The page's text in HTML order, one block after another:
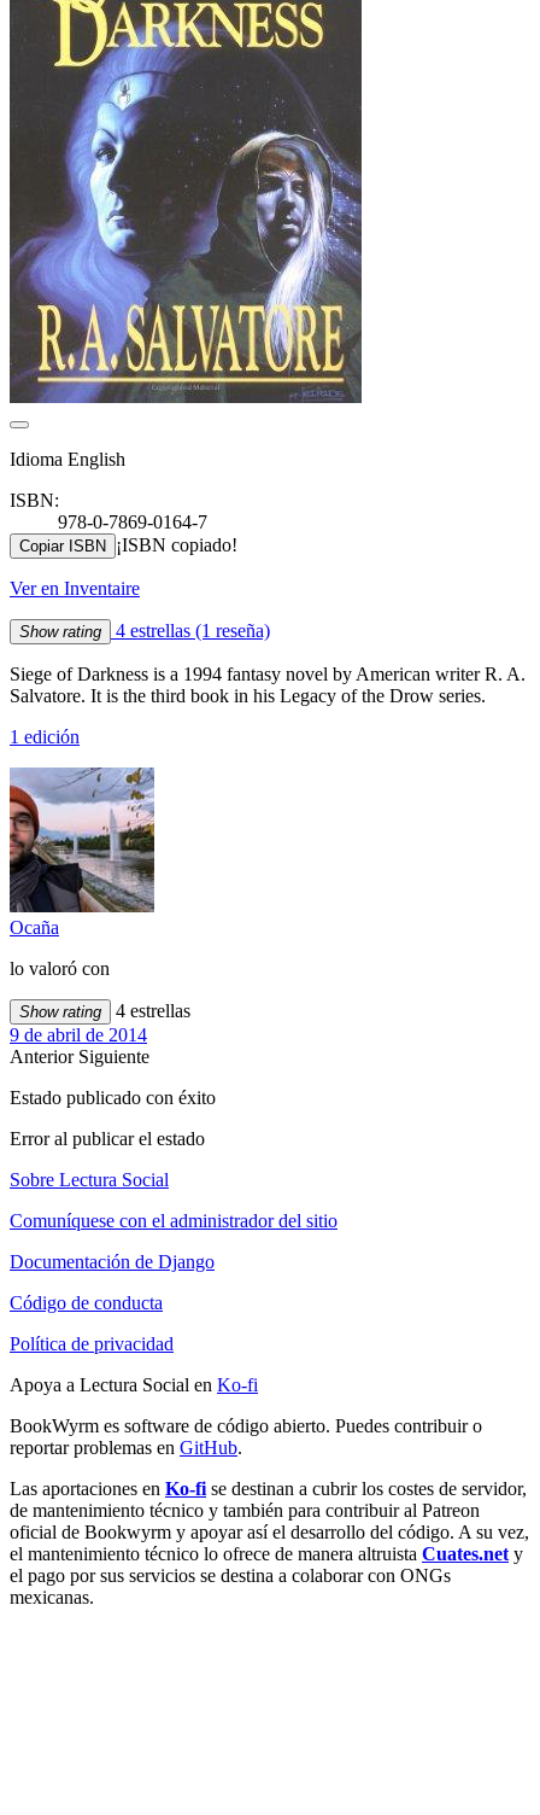
Idioma English
ISBN:
978-0-7869-0164-7
Copiar ISBN ¡ISBN copiado!
Ver en Inventaire
Show rating 4 estrellas (1 reseña)
Siege of Darkness is a 1994 fantasy novel by American writer R. A.
Salvatore. It is the third book in his Legacy of the Drow series.
1 edición
Ocaña
lo valoró con
Show rating
4 estrellas
9 de abril de 2014
Anterior Siguiente
Estado publicado con éxito
Error al publicar el estado
Sobre Lectura Social
Comuníquese con el administrador del sitio
Documentación de Django
Código de conducta
Política de privacidad
Apoya a Lectura Social en Ko-fi
BookWyrm es software de código abierto. Puedes contribuir o
reportar problemas en GitHub.
Las aportaciones en Ko-fi se destinan a cubrir los costes de servidor,
de mantenimiento técnico y también para contribuir al Patreon
oficial de Bookwyrm y apoyar así el desarrollo del código. A su vez,
el mantenimiento técnico lo ofrece de manera altruista Cuates.net y
el pago por sus servicios se destina a colaborar con ONGs
mexicanas.